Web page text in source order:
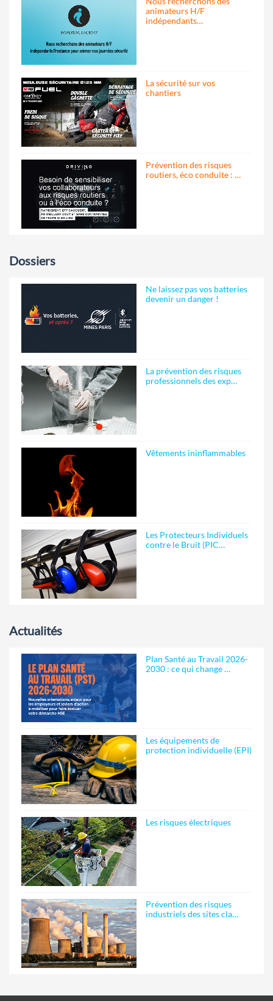
animateurs H/F
indépendants…
La sécurité sur vos
chantiers
Prévention des risques
routiers, éco conduite : …
Dossiers
Ne laissez pas vos batteries
devenir un danger !
La prévention des risques
professionnels des exp…
Vêtements ininflammables
Les Protecteurs Individuels
contre le Bruit (PIC…
Actualités
Plan Santé au Travail 2026-
2030 : ce qui change …
Les équipements de
protection individuelle (EPI)
Les risques électriques
Prévention des risques
industriels des sites cla…